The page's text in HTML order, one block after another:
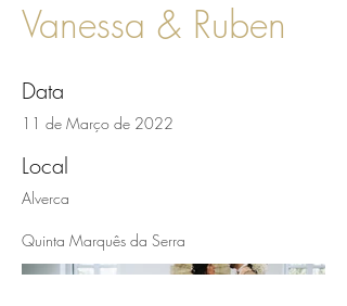
Vanessa & Ruben
Data
11 de Março de 2022
Local
Alverca
Quinta Marquês da Serra